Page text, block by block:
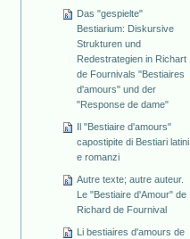
Das "gespielte"
Bestiarium: Diskursive
Strukturen und
Redestrategien in Richart
de Fournivals "Bestiaires
d'amours" und der
"Response de dame"
Il "Bestiaire d'amours"
capostipite di Bestiari latini
e romanzi
Autre texte; autre auteur.
Le "Bestiaire d'Amour" de
Richard de Fournival
Li bestiaires d'amours de